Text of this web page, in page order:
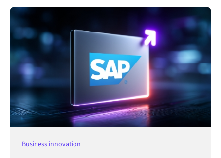
Business innovation